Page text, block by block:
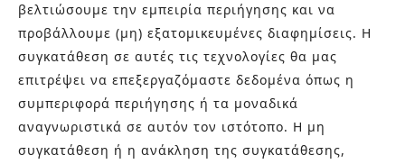
βελτιώσουμε την εμπειρία περιήγησης και να
προβάλλουμε (μη) εξατομικευμένες διαφημίσεις. Η
συγκατάθεση σε αυτές τις τεχνολογίες θα μας
επιτρέψει να επεξεργαζόμαστε δεδομένα όπως η
συμπεριφορά περιήγησης ή τα μοναδικά
αναγνωριστικά σε αυτόν τον ιστότοπο. Η μη
συγκατάθεση ή η ανάκληση της συγκατάθεσης,
Στην εταιρεία Paraskevopoulos μετουσιώνονται 40 χρόνια
εμπειρίας στο χώρο του πλακιδίου και των ειδών υγιεινής,
καθώς και φρέσκες ιδέες με τον ενθουσιασμό της νέας
γενιάς! Επισκεφτείτε μας για ιδέες και προτάσεις στον
Άγιο Δημήτριο (Λιδωρικίου 11) ή καλέστε μας στο 210-